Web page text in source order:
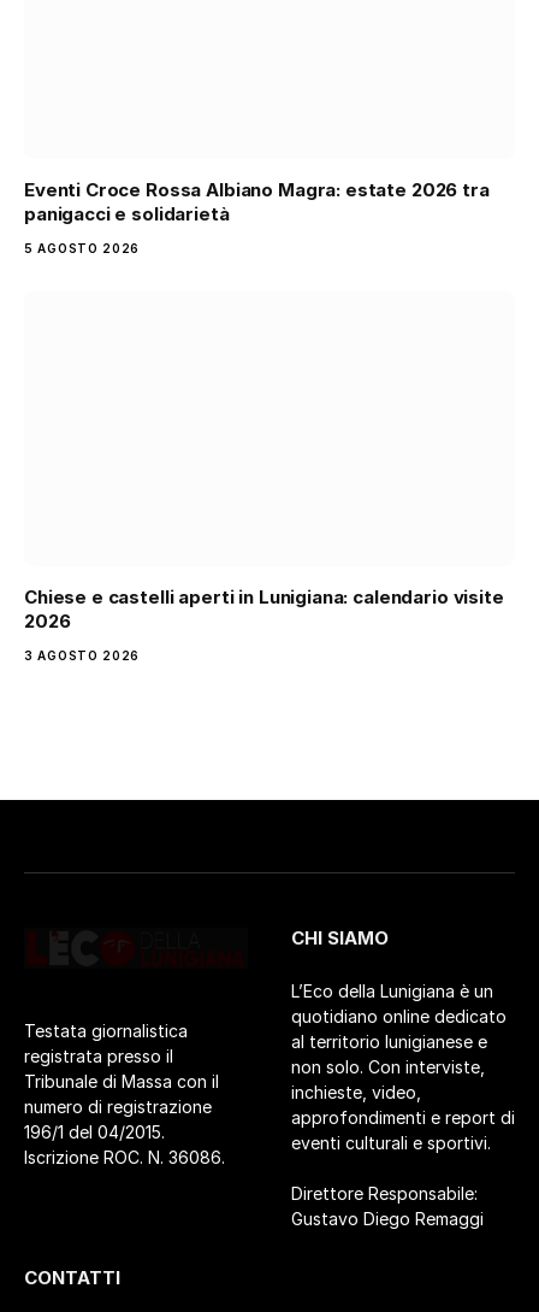
Eventi Croce Rossa Albiano Magra: estate 2026 tra
panigacci e solidarietà
5 AGOSTO 2026
Chiese e castelli aperti in Lunigiana: calendario visite
2026
3 AGOSTO 2026
Testata giornalistica
registrata presso il
Tribunale di Massa con il
numero di registrazione
196/1 del 04/2015.
Iscrizione ROC. N. 36086.
CHI SIAMO
L’Eco della Lunigiana è un
quotidiano online dedicato
al territorio lunigianese e
non solo. Con interviste,
inchieste, video,
approfondimenti e report di
eventi culturali e sportivi.
Direttore Responsabile:
Gustavo Diego Remaggi
CONTATTI